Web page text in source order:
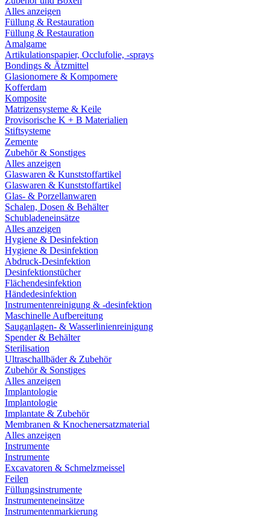
Alles anzeigen
Füllung & Restauration
Füllung & Restauration
Amalgame
Artikulationspapier, Occlufolie, -sprays
Bondings & Ätzmittel
Glasionomere & Kompomere
Kofferdam
Komposite
Matrizensysteme & Keile
Provisorische K + B Materialien
Stiftsysteme
Zemente
Zubehör & Sonstiges
Alles anzeigen
Glaswaren & Kunststoffartikel
Glaswaren & Kunststoffartikel
Glas- & Porzellanwaren
Schalen, Dosen & Behälter
Schubladeneinsätze
Alles anzeigen
Hygiene & Desinfektion
Hygiene & Desinfektion
Abdruck-Desinfektion
Desinfektionstücher
Flächendesinfektion
Händedesinfektion
Instrumentenreinigung & -desinfektion
Maschinelle Aufbereitung
Sauganlagen- & Wasserlinienreinigung
Spender & Behälter
Sterilisation
Ultraschallbäder & Zubehör
Zubehör & Sonstiges
Alles anzeigen
Implantologie
Implantologie
Implantate & Zubehör
Membranen & Knochenersatzmaterial
Alles anzeigen
Instrumente
Instrumente
Excavatoren & Schmelzmeissel
Feilen
Füllungsinstrumente
Instrumenteneinsätze
Instrumentenmarkierung